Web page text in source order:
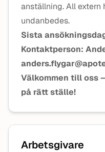
anställning. All
undanbedes.
Sista
Kontaktperson:
Välkommen till oss
på rätt ställe!
Arbetsgivare